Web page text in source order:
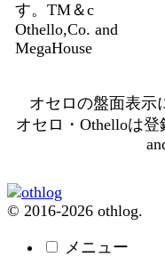
す。TM＆c
Othello,Co. and
MegaHouse
オセロの盤面表示
オセロ・Othelloは
© 2016-2026 othlog.
メニュー